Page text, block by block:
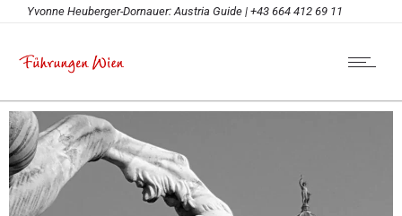
Yvonne Heuberger-Dornauer: Austria Guide | +43 664 412 69 11